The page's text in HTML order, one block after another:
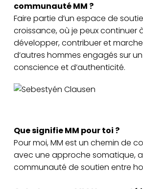
communauté MM ?
Faire partie d’un espace de
croissance, où je peux continuer
développer, contribuer et
d’autres hommes engagés sur
conscience et d’authenticité.
Que signifie MM pour toi ?
Pour moi, MM est un chemin de
avec une approche somatique,
communauté de soutien entre